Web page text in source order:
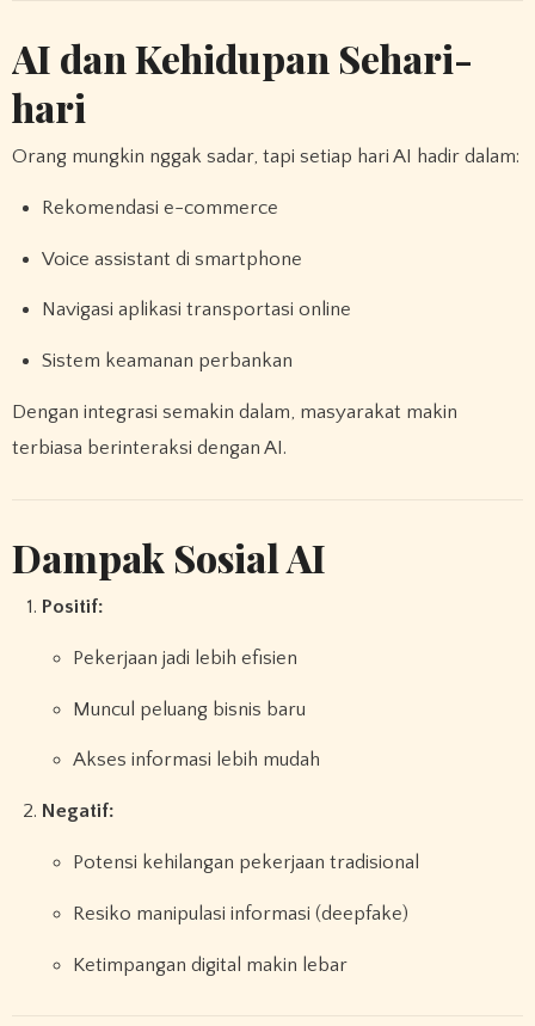
AI dan Kehidupan Sehari-
hari
Orang mungkin nggak sadar, tapi setiap hari AI hadir dalam:
Rekomendasi e-commerce
Voice assistant di smartphone
Navigasi aplikasi transportasi online
Sistem keamanan perbankan
Dengan integrasi semakin dalam, masyarakat makin
terbiasa berinteraksi dengan AI.
Dampak Sosial AI
Positif:
Pekerjaan jadi lebih efisien
Muncul peluang bisnis baru
Akses informasi lebih mudah
Negatif:
Potensi kehilangan pekerjaan tradisional
Resiko manipulasi informasi (deepfake)
Ketimpangan digital makin lebar